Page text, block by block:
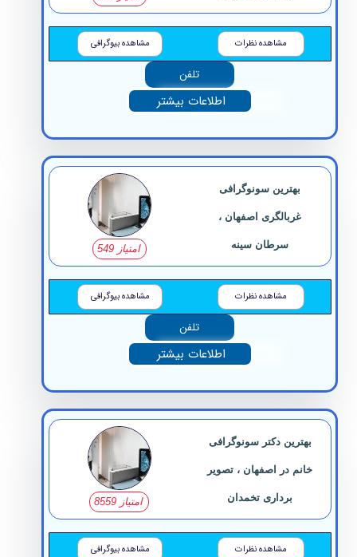
مشاهده نظرات مشاهده بیوگرافی
تلفن
اطلاعات بیشتر
بهترین سونوگرافی
غربالگری اصفهان ،
سرطان سینه
مشاهده نظرات مشاهده بیوگرافی
تلفن
اطلاعات بیشتر
بهترین دکتر سونوگرافی
خانم در اصفهان ، تصویر
برداری تخمدان
مشاهده نظرات مشاهده بیوگرافی